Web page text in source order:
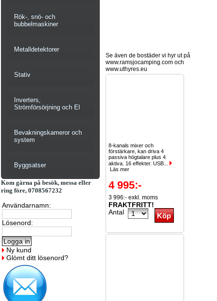
Rök-, snö- och
bubbelmaskiner
Metalldetektorer
Stativ
Inverters,
Strömförsörjning och El
Bevakningskameror och
system
Byggsatser
Kom gärna på besök, messa eller
ring före, 0708567232
Användarnamn:
Lösenord:
Ny kund
Glömt ditt lösenord?
Se även de bostäder vi hyr ut på
www.ramsjocamping.com och
www.uthyres.eu
8-kanals mixer och
förstärkare, kan driva 4
passiva högtalare plus 4
aktiva. 16 effekter. USB...
Läs mer
4 995:-
3 996:- exkl. moms
FRAKTFRITT!
Antal